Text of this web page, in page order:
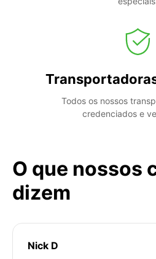
Todos os nossos
credenciados e
O que nossos
dizem
Nick D